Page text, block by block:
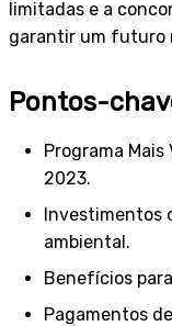
limitadas e a
garantir um futuro
Pontos-
Programa
2023.
Investimentos
ambiental.
Benefícios
Pagamentos